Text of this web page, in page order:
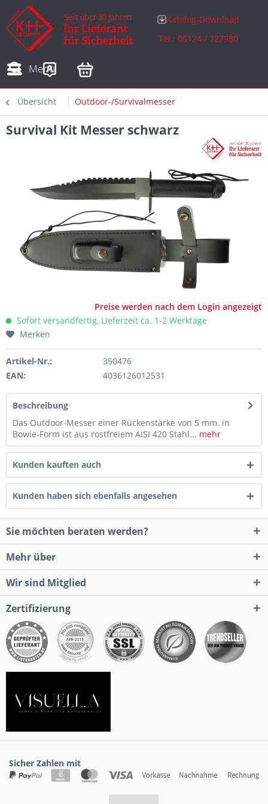
Katalog-Download
Tel.: 06124 / 727980
Menü
Adressen
Übersicht Outdoor-/Survivalmesser
Survival Kit Messer schwarz
Preise werden nach dem Login angezeigt
Sofort versandfertig, Lieferzeit ca. 1-2 Werktage
Merken
Artikel-Nr.:
350476
EAN:
4036126012531
Beschreibung
Das Outdoor-Messer einer Rückenstärke von 5 mm. in
Bowie-Form ist aus rostfreiem AISI 420 Stahl... mehr
Kunden kauften auch
Kunden haben sich ebenfalls angesehen
Sie möchten beraten werden?
Mehr über
Wir sind Mitglied
Zertifizierung
Sicher Zahlen mit